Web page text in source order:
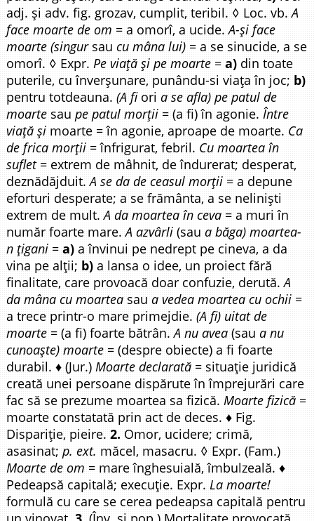
adj. și adv. fig. grozav, cumplit, teribil. ◊ Loc. vb.A
face moarte de om = a omorî, a ucide.A-și face
moarte (singursaucu mâna lui) = a se sinucide, a se
omorî. ◊ Expr. Pe viață și pe moarte =a) din toate
puterile, cu înverșunare, punându-si viața în joc; b)
pentru totdeauna.(A fioria se afla) pe patul de
moarte saupe patul morții = (a fi) în agonie. Între
viață și moarte = în agonie, aproape de moarte. Ca
de frica morții = înfrigurat, febril. Cu moartea în
suflet= extrem de mâhnit, de îndurerat; desperat,
deznădăjduit.A se da de ceasul morții = a depune
eforturi desperate; a se frământa, a se neliniști
extrem de mult.A da moartea în ceva = a muri în
număr foarte mare.A azvârli (saua băga) moartea-
n țigani =a) a învinui pe nedrept pe cineva, a da
vina pe alții; b) a lansa o idee, un proiect fără
finalitate, care provoacă doar confuzie, derută.A
da mâna cu moartea saua vedea moartea cu ochii =
a trece printr-o mare primejdie.(A fi) uitat de
moarte = (a fi) foarte bătrân.A nu avea (saua nu
cunoaște) moarte = (despre obiecte) a fi foarte
durabil. ♦ (Jur.) Moarte declarată = situație juridică
creată unei persoane dispărute în împrejurări care
fac să se prezume moartea sa fizică. Moarte fizică =
moarte constatată prin act de deces. ♦ Fig.
Dispariție, pieire.2. Omor, ucidere; crimă,
asasinat;p. ext. măcel, masacru. ◊ Expr. (Fam.)
Moarte de om = mare înghesuială, îmbulzeală. ♦
Pedeapsă capitală; execuție. Expr. La moarte!
formulă cu care se cerea pedeapsa capitală pentru